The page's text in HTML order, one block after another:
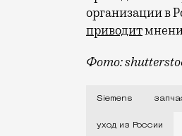
организации в
приводит
Фото:
С 13 мая
Siemens
уход из России